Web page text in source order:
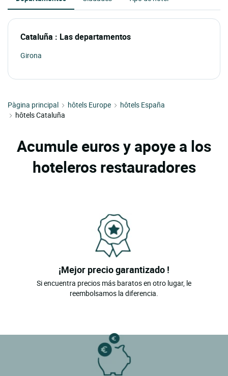
Cataluña : Las departamentos
Girona
Pàgina principal hôtels Europe
hôtels España
hôtels Cataluña
Acumule euros y apoye a los
hoteleros restauradores
¡Mejor precio garantizado !
Si encuentra precios más baratos en otro lugar, le
reembolsamos la diferencia.